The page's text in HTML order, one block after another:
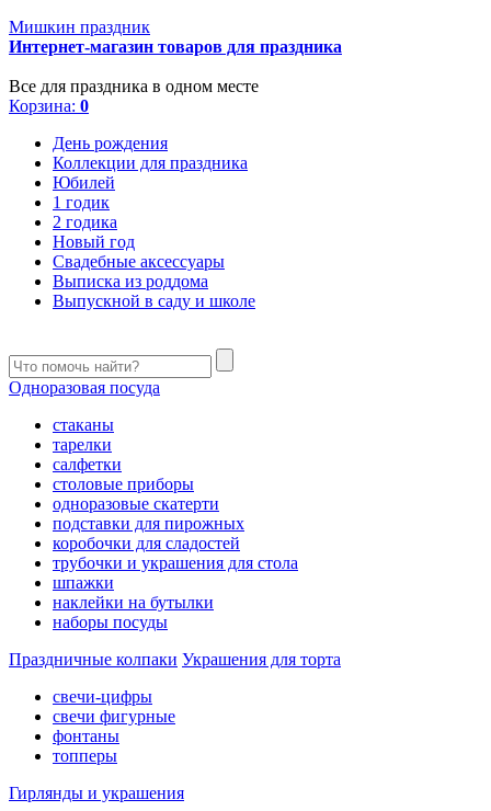
Мишкин праздник
Интернет-магазин товаров для праздника
Все для праздника в одном месте
Корзина: 0
День рождения
Коллекции для праздника
Юбилей
1 годик
2 годика
Новый год
Свадебные аксессуары
Выписка из роддома
Выпускной в саду и школе
Одноразовая посуда
стаканы
тарелки
салфетки
столовые приборы
одноразовые скатерти
подставки для пирожных
коробочки для сладостей
трубочки и украшения для стола
шпажки
наклейки на бутылки
наборы посуды
Праздничные колпаки Украшения для торта
свечи-цифры
свечи фигурные
фонтаны
топперы
Гирлянды и украшения